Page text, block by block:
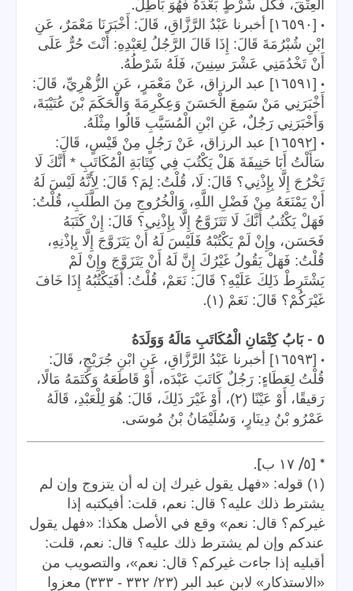
الْعِتْقَ، فَكُلُّ شَرْطٍ بَعْدَهُ فَهُوَ بَاطِلٌ.
•
[١٦٥٩٠] أخبرنا عَبْدُ الرَّزَّاقِ، قَالَ: أَخْبَرَنَا مَعْمَرٌ، عَنِ
ابْنِ شُبْرُمَةَ قَالَ: إِذَا قَالَ الرَّجُلُ لِعَبْدِهِ: أَنْتَ حُرٌّ عَلَى
أَنْ تَخْدُمَنِي عَشْرَ سِنِينَ، فَلَهُ شَرْطُهُ.
•
[١٦٥٩١] عبد الرزاق، عَنْ مَعْمَرٍ، عَنِ الزُّهْرِيِّ، قَالَ:
أَخْبَرَنِي مَنْ سَمِعَ الْحَسَنَ وَعِكْرِمَةَ وَالْحَكَمَ بْنَ عُتَيْبَةَ،
وَأَخْبَرَنِي رَجُلٌ، عَنِ ابْنِ الْمُسَيَّبِ قَالُوا مِثْلَهُ.
•
[١٦٥٩٢] عبد الرزاق، عَنْ رَجُلٍ مِنْ قَيْسٍ، قَالَ:
سَأَلْتُ أَبَا حَنِيفَةَ هَلْ يَكْتُبَ فِي كِتَابَةِ الْمُكَاتَبِ * أَنَّكَ لَا
تَخْرُجَ إِلَّا بِإِذْنِي؟ قَالَ: لَا، قُلْتُ: لِمَ؟ قَالَ: لِأَنَّهُ لَيْسَ لَهُ
أَنْ يَمْنَعَهُ مِنْ فَضْلِ اللَّهِ، وَالْخُرُوجِ مِنَ الطَّلَبِ، قُلْتُ:
فَهَلْ يَكْتُبُ أَنَّكَ لَا تَتَزَوَّجُ إِلَّا بِإِذْنِي؟ قَالَ: إِنْ كَتَبَهُ
فَحَسَن، وإِنْ لَمْ يَكْتُبْهُ فَلَيْسَ لَهُ أَنْ يَتَزَوَّجَ إِلَّا بِإذْنِهِ،
قُلْتُ: فَهَلْ يَقُولُ غَيْرُكَ إِنَّ لَهُ أَنْ يَتَزَوَّجَ وإِنْ لَمْ
يَشْتَرِطْ ذَلِكَ عَلَيْهِ؟ قَالَ: نَعَمْ، قُلْتُ: أَفَيَكْتُبُهُ إِذَا خَافَ
غَيْرَكُمْ؟ قَالَ: نَعَمْ (١)
.
٥ -بَابُ كِتْمَانِ الْمُكَاتَبِ مَالَهُ وَوَلَدَهُ
•
[١٦٥٩٣] أخبرنا عَبْدُ الرَّزَّاقِ، عَنِ ابْنِ جُرَيْجٍ، قَالَ:
قُلْتُ لِعَطَاءٍ: رَجُلٌ كَاتَبَ عَبْدَه، أَوْ قَاطَعَهُ وَكَتَمَهُ مَالًا،
رَقيقًا، أَوْ عَيْنًا (٢)، أَوْ غَيْرَ ذَلِكَ، قَالَ: هُوَ لِلْعَبْدِ، قَالَهُ
عَمْرُو بْنُ دِينَارٍ، وَسُلَيْمَانُ بْنُ مُوسَى.
* [٥/ ١٧ ب].
(١) قوله: «فهل يقول غيرك إن له أن يتزوج وإن لم
يشترط ذلك عليه؟ قال: نعم، قلت: أفيكتبه إذا
غيركم؟ قال: نعم» وقع في الأصل هكذا: «فهل يقول
عندكم وإن لم يشترط ذلك عليه؟ قال: نعم، قلت:
أقبليه إذا جاءت غيركم؟ قال: نعم»، والتصويب من
«الاستذكار» لابن عبد البر (٢٣/ ٣٣٢ - ٣٣٣) معزوا